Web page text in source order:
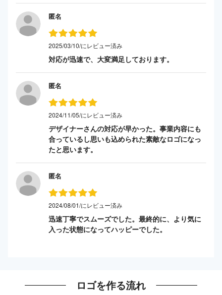
匿名
2025/03/10/にレビュー済み
対応が迅速で、大変満足しております。
匿名
2024/11/05/にレビュー済み
デザイナーさんの対応が早かった。事業内容にも
合っているし思いも込められた素敵なロゴになっ
たと思います。
匿名
2024/08/01/にレビュー済み
迅速丁寧でスムーズでした。最終的に、より気に
入った状態になってハッピーでした。
ロゴを作る流れ